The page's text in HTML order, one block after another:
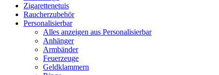
Zigarettenetuis
Raucherzubehör
Personalisierbar
Alles anzeigen aus Personalisierbar
Anhänger
Armbänder
Feuerzeuge
Geldklammern